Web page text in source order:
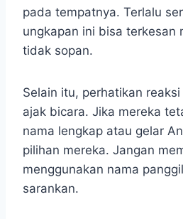
pada tempatnya. Terlalu
ungkapan ini bisa terkesan
tidak sopan.
Selain itu, perhatikan
ajak bicara. Jika mereka
nama lengkap atau gelar
pilihan mereka. Jangan
menggunakan nama
sarankan.